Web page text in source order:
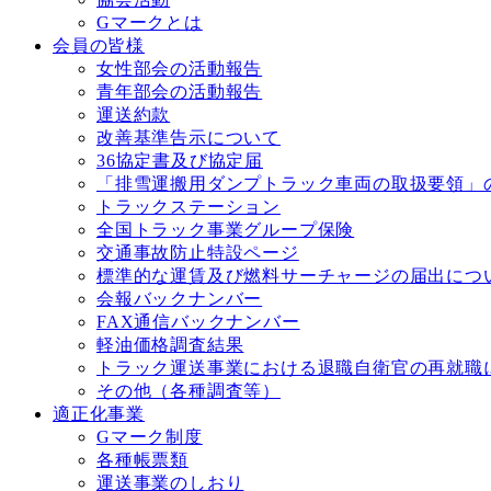
Gマークとは
会員の皆様
女性部会の活動報告
青年部会の活動報告
運送約款
改善基準告⽰について
36協定書及び協定届
「排雪運搬用ダンプトラック車両の取扱要領」
トラックステーション
全国トラック事業グループ保険
交通事故防⽌特設ページ
標準的な運賃及び燃料サーチャージの届出につ
会報バックナンバー
FAX通信バックナンバー
軽油価格調査結果
トラック運送事業における退職⾃衛官の再就職
その他（各種調査等）
適正化事業
Gマーク制度
各種帳票類
運送事業のしおり